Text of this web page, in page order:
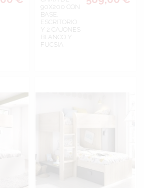
90X200 CON
BASE,
ESCRITORIO
Y 2 CAJONES
BLANCO Y
FUCSIA